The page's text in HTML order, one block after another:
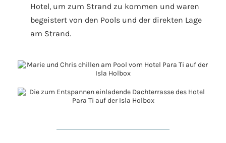
Hotel, um zum Strand zu kommen und waren
begeistert von den Pools und der direkten Lage
am Strand.